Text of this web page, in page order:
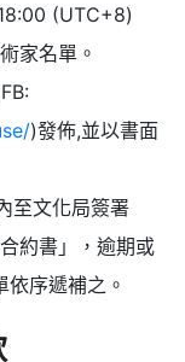
(UTC+8)
家名單。
)發佈,並以書面
至文化局簽署
約書」，逾期或
序遞補之。